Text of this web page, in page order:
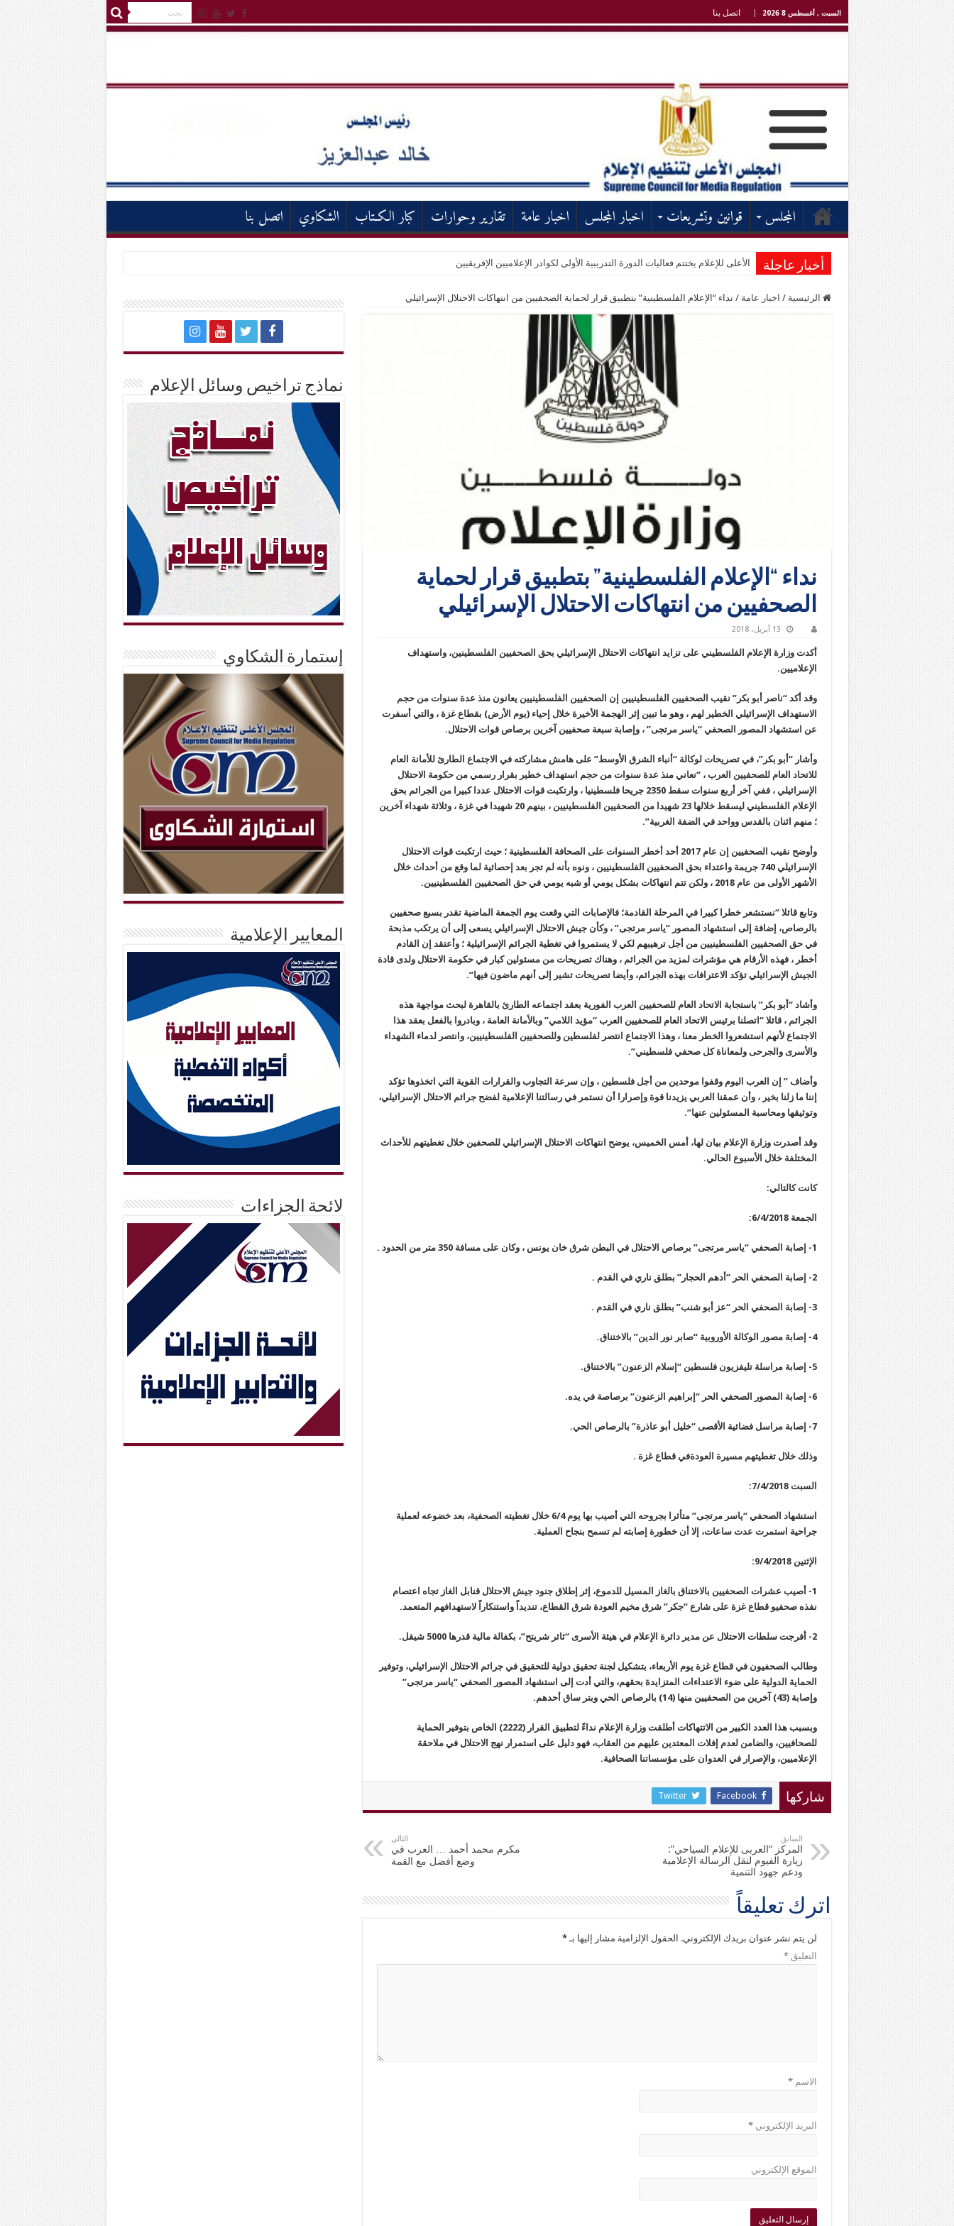
السبت , أغسطس 8 2026 اتصل بنا
المجلس قوانين وتشريعات اخبار المجلس اخبار عامة تقارير وحوارات كبار الكـتاب الشكاوي اتصل بنا
أخبار عاجلة الأعلى للإعلام يختتم فعاليات الدورة التدريبية الأولى لكوادر الإعلاميين الإفريقيين
الرئيسية / اخبار عامة / نداء “الإعلام الفلسطينية” بتطبيق قرار لحماية الصحفيين من انتهاكات الاحتلال الإسرائيلي
نداء “الإعلام الفلسطينية” بتطبيق قرار لحماية
الصحفيين من انتهاكات الاحتلال الإسرائيلي
13 أبريل، 2018
أكدت وزارة الإعلام الفلسطيني على تزايد انتهاكات الاحتلال الإسرائيلي بحق الصحفيين الفلسطينين، واستهداف
الإعلاميين.
وقد أكد “ناصر أبو بكر” نقيب الصحفيين الفلسطينيين إن الصحفيين الفلسطينيين يعانون منذ عدة سنوات من حجم
الاستهداف الإسرائيلي الخطير لهم ، وهو ما تبين إثر الهجمة الأخيرة خلال إحياء (يوم الأرض) بقطاع غزة ، والتي أسفرت
عن استشهاد المصور الصحفي “ياسر مرتجى” ، وإصابة سبعة صحفيين آخرين برصاص قوات الاحتلال.
وأشار “أبو بكر”، في تصريحات لوكالة “أنباء الشرق الأوسط” على هامش مشاركته في الاجتماع الطارئ للأمانة العام
للاتحاد العام للصحفيين العرب ، “نعاني منذ عدة سنوات من حجم استهداف خطير بقرار رسمي من حكومة الاحتلال
الإسرائيلي ، ففي آخر أربع سنوات سقط 2350 جريحا فلسطينيا ، وارتكبت قوات الاحتلال عددا كبيرا من الجرائم بحق
الإعلام الفلسطيني ليسقط خلالها 23 شهيدا من الصحفيين الفلسطينيين ، بينهم 20 شهيدا في غزة ، وثلاثة شهداء آخرين
؛ منهم اثنان بالقدس وواحد في الضفة الغربية”.
وأوضح نقيب الصحفيين إن عام 2017 أحد أخطر السنوات على الصحافة الفلسطينية ؛ حيث ارتكبت قوات الاحتلال
الإسرائيلي 740 جريمة واعتداء بحق الصحفيين الفلسطينيين ، ونوه بأنه لم تجر بعد إحصائية لما وقع من أحداث خلال
الأشهر الأولى من عام 2018 ، ولكن تتم انتهاكات بشكل يومي أو شبه يومي في حق الصحفيين الفلسطينيين.
وتابع قائلا “نستشعر خطرا كبيرا في المرحلة القادمة؛ فالإصابات التي وقعت يوم الجمعة الماضية تقدر بسبع صحفيين
بالرصاص، إضافة إلى استشهاد المصور “ياسر مرتجى” ، وكأن جيش الاحتلال الإسرائيلي يسعى إلى أن يرتكب مذبحة
في حق الصحفيين الفلسطينيين من أجل ترهيبهم لكي لا يستمروا في تغطية الجرائم الإسرائيلية ؛ وأعتقد إن القادم
أخطر ، فهذه الأرقام هي مؤشرات لمزيد من الجرائم ، وهناك تصريحات من مسئولين كبار في حكومة الاحتلال ولدى قادة
الجيش الإسرائيلي تؤكد الاعترافات بهذه الجرائم، وأيضا تصريحات تشير إلى أنهم ماضون فيها”.
وأشاد “أبو بكر” باستجابة الاتحاد العام للصحفيين العرب الفورية بعقد اجتماعه الطارئ بالقاهرة لبحث مواجهة هذه
الجرائم ، قائلا “اتصلنا برئيس الاتحاد العام للصحفيين العرب “مؤيد اللامي” وبالأمانة العامة ، وبادروا بالفعل بعقد هذا
الاجتماع لأنهم استشعروا الخطر معنا ، وهذا الاجتماع انتصر لفلسطين وللصحفيين الفلسطينيين، وانتصر لدماء الشهداء
والأسرى والجرحى ولمعاناة كل صحفي فلسطيني”.
وأضاف ” إن العرب اليوم وقفوا موحدين من أجل فلسطين ، وإن سرعة التجاوب والقرارات القوية التي اتخذوها تؤكد
إننا ما زلنا بخير ، وأن عمقنا العربي يزيدنا قوة وإصرارا أن نستمر في رسالتنا الإعلامية لفضح جرائم الاحتلال الإسرائيلي،
وتوثيقها ومحاسبة المسئولين عنها”.
وقد أصدرت وزارة الإعلام بيان لها، أمس الخميس، يوضح انتهاكات الاحتلال الإسرائيلي للصحفين خلال تغطيتهم للأحداث
المختلفة خلال الأسبوع الحالي.
كانت كالتالي:
الجمعة 6/4/2018:
1- إصابة الصحفي “ياسر مرتجى” برصاص الاحتلال في البطن شرق خان يونس ، وكان على مسافة 350 متر من الحدود .
2- إصابة الصحفي الحر “أدهم الحجار” بطلق ناري في القدم .
3- إصابة الصحفي الحر “عز أبو شنب” بطلق ناري في القدم .
4- إصابة مصور الوكالة الأوروبية “صابر نور الدين” بالاختناق.
5- إصابة مراسلة تليفزيون فلسطين “إسلام الزعنون” بالاختناق.
6- إصابة المصور الصحفي الحر “إبراهيم الزعنون” برصاصة في يده.
7- إصابة مراسل فضائية الأقصى “خليل أبو عاذرة” بالرصاص الحي.
وذلك خلال تغطيتهم مسيرة العودةفي قطاع غزة .
السبت 7/4/2018:
استشهاد الصحفي “ياسر مرتجى” متأثرا بجروحه التي أصيب بها يوم 6/4 خلال تغطيته الصحفية، بعد خضوعه لعملية
جراحية استمرت عدت ساعات، إلا أن خطورة إصابته لم تسمح بنجاح العملية.
الإثنين 9/4/2018:
1- أصيب عشرات الصحفيين بالاختناق بالغاز المسيل للدموع، إثر إطلاق جنود جيش الاحتلال قنابل الغاز تجاه اعتصام
نفذه صحفيو قطاع غزة على شارع “جكر” شرق مخيم العودة شرق القطاع، تنديداً واستنكاراً لاستهدافهم المتعمد.
2- أفرجت سلطات الاحتلال عن مدير دائرة الإعلام في هيئة الأسرى “ثائر شريتح”، بكفالة مالية قدرها 5000 شيقل.
وطالب الصحفيون في قطاع غزة يوم الأربعاء، بتشكيل لجنة تحقيق دولية للتحقيق في جرائم الاحتلال الإسرائيلي، وتوفير
الحماية الدولية على ضوء الاعتداءات المتزايدة بحقهم، والتي أدت إلى استشهاد المصور الصحفي “ياسر مرتجى”
وإصابة (43) آخرين من الصحفيين منها (14) بالرصاص الحي وبتر ساق أحدهم.
وبسبب هذا العدد الكبير من الاتتهاكات أطلقت وزارة الإعلام نداءً لتطبيق القرار (2222) الخاص بتوفير الحماية
للصحافيين، والضامن لعدم إفلات المعتدين عليهم من العقاب، فهو دليل على استمرار نهج الاحتلال في ملاحقة
الإعلاميين، والإصرار في العدوان على مؤسساتنا الصحافية.
شاركها Facebook
Twitter
السابق
المركز “العربى للإعلام السياحي”:
زيارة الفيوم لنقل الرسالة الإعلامية
ودعم جهود التنمية
التالي
مكرم محمد أحمد … العرب في
وضع أفضل مع القمة
اترك تعليقاً
لن يتم نشر عنوان بريدك الإلكتروني. الحقول الإلزامية مشار إليها بـ*
التعليق*
الاسم*
البريد الإلكتروني*
الموقع الإلكتروني
نماذج تراخيص وسائل الإعلام
إستمارة الشكاوي
المعايير الإعلامية
لائحة الجزاءات